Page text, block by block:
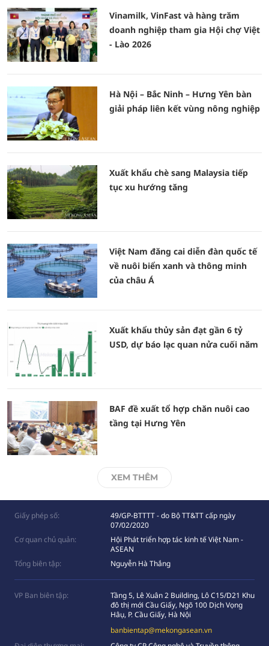
Vinamilk, VinFast và hàng trăm
doanh nghiệp tham gia Hội chợ Việt
- Lào 2026
Hà Nội – Bắc Ninh – Hưng Yên bàn
giải pháp liên kết vùng nông nghiệp
Xuất khẩu chè sang Malaysia tiếp
tục xu hướng tăng
Việt Nam đăng cai diễn đàn quốc tế
về nuôi biển xanh và thông minh
của châu Á
Xuất khẩu thủy sản đạt gần 6 tỷ
USD, dự báo lạc quan nửa cuối năm
BAF đề xuất tổ hợp chăn nuôi cao
tầng tại Hưng Yên
XEM THÊM
Giấy phép số:
49/GP-BTTTT - do Bộ TT&TT cấp ngày
07/02/2020
Cơ quan chủ quản:
Hội Phát triển hợp tác kinh tế Việt Nam -
ASEAN
Tổng biên tập:
Nguyễn Hà Thắng
VP Ban biên tập:
Tầng 5, Lê Xuân 2 Building, Lô C15/D21 Khu
đô thị mới Cầu Giấy, Ngõ 100 Dịch Vọng
Hâụ, P. Cầu Giấy, Hà Nội
banbientap@mekongasean.vn